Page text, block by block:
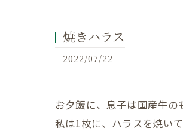
焼きハラス
2022/07/22
お夕飯に、息子は国産牛の
私は1枚に、ハラスを焼い